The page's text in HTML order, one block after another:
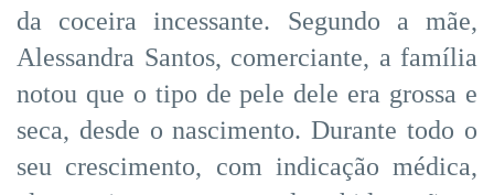
da coceira incessante. Segundo a mãe,
Alessandra Santos, comerciante, a família
notou que o tipo de pele dele era grossa e
seca, desde o nascimento. Durante todo o
seu crescimento, com indicação médica,